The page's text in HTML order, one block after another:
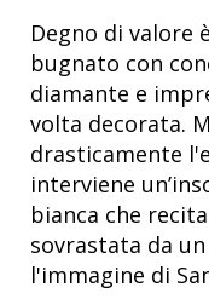
Degno di valore
bugnato con
diamante e
volta decorata.
drasticamente
interviene
bianca che recita
sovrastata da
l'immagine di